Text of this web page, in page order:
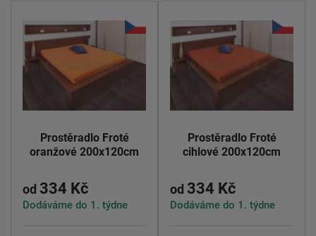
Prostěradlo Froté
oranžové 200x120cm
od 334 Kč
Dodáváme do 1. týdne
Prostěradlo Froté
cihlové 200x120cm
od 334 Kč
Dodáváme do 1. týdne